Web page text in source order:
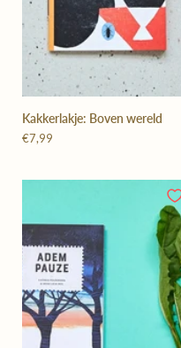
Kakkerlakje: Boven wereld
€7,99